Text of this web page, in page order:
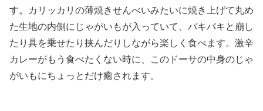
す。カリッカリの薄焼きせんべいみたいに焼き上げて丸め
た生地の内側にじゃがいもが入っていて、バキバキと崩し
たり具を乗せたり挟んだりしながら楽しく食べます。激辛
カレーがもう食べたくない時に、このドーサの中身のじゃ
がいもにちょっとだけ癒されます。